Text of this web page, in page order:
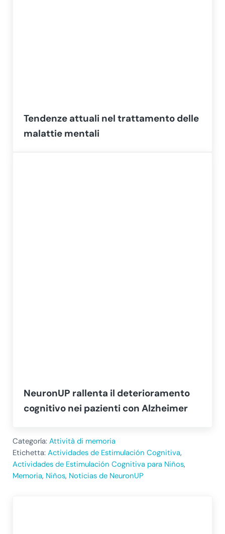
Tendenze attuali nel trattamento delle
malattie mentali
NeuronUP rallenta il deterioramento
cognitivo nei pazienti con Alzheimer
Categoría: Attività di memoria
Etichetta: Actividades de Estimulación Cognitiva,
Actividades de Estimulación Cognitiva para Niños,
Memoria, Niños, Noticias de NeuronUP